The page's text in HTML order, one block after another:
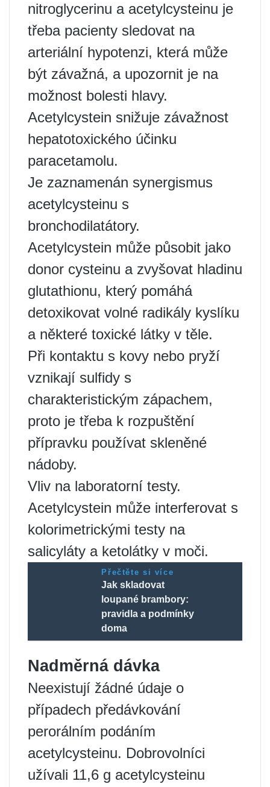
nitroglycerinu a acetylcysteinu je
třeba pacienty sledovat na
arteriální hypotenzi, která může
být závažná, a upozornit je na
možnost bolesti hlavy.
Acetylcystein snižuje závažnost
hepatotoxického účinku
paracetamolu.
Je zaznamenán synergismus
acetylcysteinu s
bronchodilatátory.
Acetylcystein může působit jako
donor cysteinu a zvyšovat hladinu
glutathionu, který pomáhá
detoxikovat volné radikály kyslíku
a některé toxické látky v těle.
Při kontaktu s kovy nebo pryží
vznikají sulfidy s
charakteristickým zápachem,
proto je třeba k rozpuštění
přípravku používat skleněné
nádoby.
Vliv na laboratorní testy.
Acetylcystein může interferovat s
kolorimetrickými testy na
salicyláty a ketolátky v moči.
Přečtěte si více
Jak skladovat
loupané brambory:
pravidla a podmínky
doma
Nadměrná dávka
Neexistují žádné údaje o
případech předávkování
perorálním podáním
acetylcysteinu. Dobrovolníci
užívali 11,6 g acetylcysteinu